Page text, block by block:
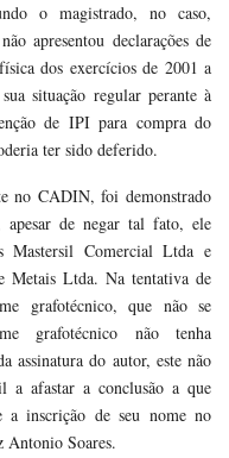
o magistrado, no caso,
apresentou declarações de
dos exercícios de 2001 a
situação regular perante à
de IPI para compra do
ter sido deferido.
no CADIN, foi demonstrado
apesar de negar tal fato, ele
Mastersil Comercial Ltda e
Metais Ltda. Na tentativa de
grafotécnico, que não se
grafotécnico não tenha
assinatura do autor, este não
a afastar a conclusão a que
a inscrição de seu nome no
Soares.